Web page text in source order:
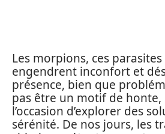
Les morpions, ces
engendrent inconfort et
présence, bien que
pas être un motif de
l’occasion d’explorer des
sérénité. De nos jours, les